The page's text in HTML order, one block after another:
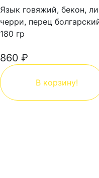
Язык говяжий, бекон,
черри, перец
180 гр
860 ₽
В корзину!